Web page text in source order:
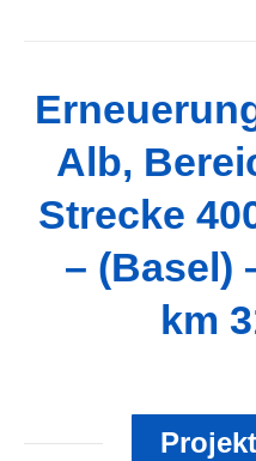
Alb,
Strecke
– (Basel)
km